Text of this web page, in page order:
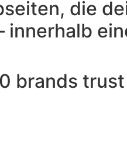
die
innerhalb
brands